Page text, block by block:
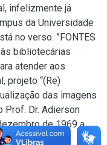
infelizmente já
da Universidade
no verso. ”FONTES
bibliotecárias
atender aos
projeto “(Re)
das imagens
Prof. Dr. Adierson
de 1969 a
Núcleo do